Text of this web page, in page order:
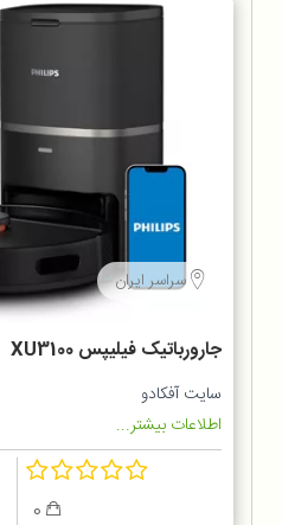
سراسر ایران
جارورباتیک فیلیپس XU3100
سایت آفکادو
اطلاعات بیشتر...